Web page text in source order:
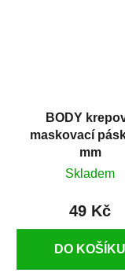
BODY
maskovací
mm
Skladem
49 Kč
DO KOŠÍKU